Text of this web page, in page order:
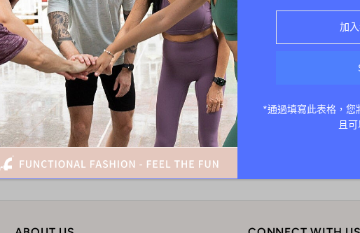
價格，從高到低
女士連帽衣 - Steffi
$879.00
男士長袖裇 - Rippon
$495.00
*通過填寫此表格，您
且